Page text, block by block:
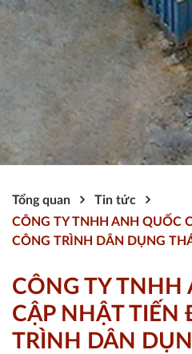
Tổng quan
Tin tức
CÔNG TY TNHH ANH QUỐC
CÔNG TRÌNH DÂN DỤNG
CÔNG TY TNHH
CẬP NHẬT TIẾN
TRÌNH DÂN